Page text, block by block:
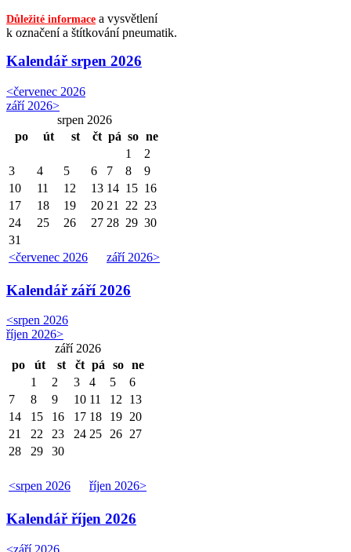
Důležité informace a vysvětlení
k označení a štítkování pneumatik.
Kalendář srpen 2026
<červenec 2026
září 2026>
srpen 2026
po
út st čt pá so ne
<červenec 2026 září 2026>
1
2
3
4 5 6 7 8
9
10
11 12 13 14 15 16
17
18 19 20 21 22 23
24
25 26 27 28 29 30
31
Kalendář září 2026
<srpen 2026
říjen 2026>
září 2026
po
út st čt pá so ne
<srpen 2026 říjen 2026>
1 2 3 4 5
6
7
8 9 10 11 12
13
14
15 16 17 18 19 20
21
22 23 24 25 26 27
28
29 30
Kalendář říjen 2026
<září 2026